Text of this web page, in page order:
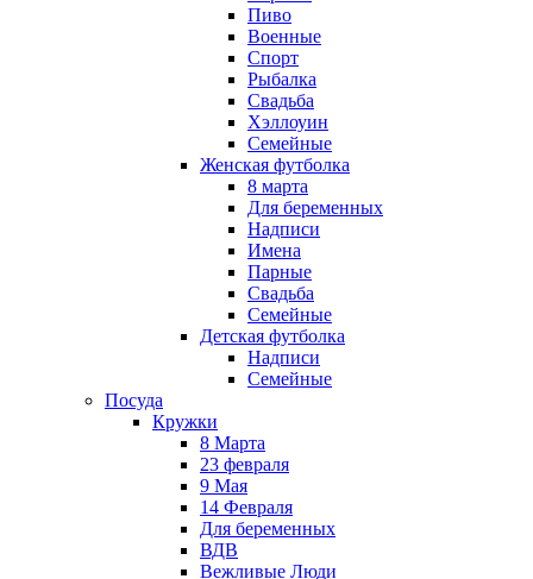
Пиво
Военные
Спорт
Рыбалка
Свадьба
Хэллоуин
Семейные
Женская футболка
8 марта
Для беременных
Надписи
Имена
Парные
Свадьба
Семейные
Детская футболка
Надписи
Семейные
Посуда
Кружки
8 Марта
23 февраля
9 Мая
14 Февраля
Для беременных
ВДВ
Вежливые Люди